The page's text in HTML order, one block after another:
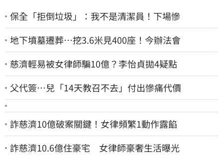
保全「拒倒垃圾」：我不是清潔員！下場慘
地下墳墓遷葬…挖3.6米見400座！今辦法會
慈濟輕易被女律師騙10億？李怡貞拋4疑點
父代簽…兒「14天教召不去」付出慘痛代價
詐慈濟10億破案關鍵！女律頻繁1動作露餡
詐慈濟10.6億住豪宅 女律師豪奢生活曝光